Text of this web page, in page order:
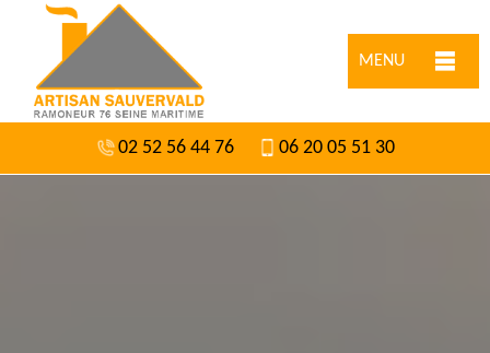
MENU
02 52 56 44 76 06 20 05 51 30